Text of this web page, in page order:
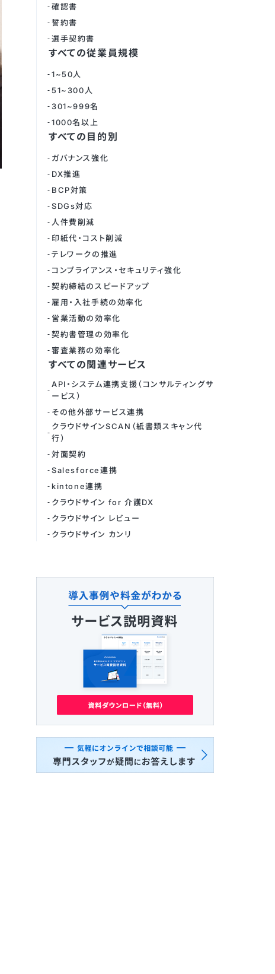
確認書
誓約書
選手契約書
すべての従業員規模
1~50人
51~300人
301~999名
1000名以上
すべての目的別
ガバナンス強化
DX推進
BCP対策
SDGs対応
人件費削減
印紙代・コスト削減
テレワークの推進
コンプライアンス・セキュリティ強化
契約締結のスピードアップ
雇用・入社手続の効率化
営業活動の効率化
契約書管理の効率化
審査業務の効率化
すべての関連サービス
API・システム連携支援（コンサルティングサ
ービス）
その他外部サービス連携
クラウドサインSCAN（紙書類スキャン代
行）
対面契約
Salesforce連携
kintone連携
クラウドサイン for 介護DX
クラウドサイン レビュー
クラウドサイン カンリ